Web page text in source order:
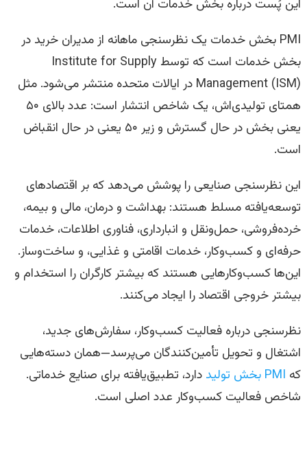
این پُست درباره بخش خدمات آن است.
PMI بخش خدمات یک نظرسنجی ماهانه از مدیران خرید در
بخش خدمات است که توسط Institute for Supply
Management (ISM) در ایالات متحده منتشر می‌شود. مثل
همتای تولیدی‌اش، یک شاخص انتشار است: عدد بالای ۵۰
یعنی بخش در حال گسترش و زیر ۵۰ یعنی در حال انقباض
است.
این نظرسنجی صنایعی را پوشش می‌دهد که بر اقتصادهای
توسعه‌یافته مسلط هستند: بهداشت و درمان، مالی و بیمه،
خرده‌فروشی، حمل‌ونقل و انبارداری، فناوری اطلاعات، خدمات
حرفه‌ای و کسب‌وکار، خدمات اقامتی و غذایی، و ساخت‌وساز.
این‌ها کسب‌وکارهایی هستند که بیشتر کارگران را استخدام و
بیشتر خروجی اقتصاد را ایجاد می‌کنند.
نظرسنجی درباره فعالیت کسب‌وکار، سفارش‌های جدید،
اشتغال و تحویل تأمین‌کنندگان می‌پرسد—همان دسته‌هایی
که PMI بخش تولید
دارد، تطبیق‌یافته برای صنایع خدماتی.
شاخص فعالیت کسب‌وکار عدد اصلی است.